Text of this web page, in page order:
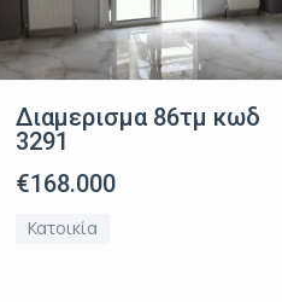
Διαμερισμα 86τμ κωδ
3291
€168.000
Κατοικία